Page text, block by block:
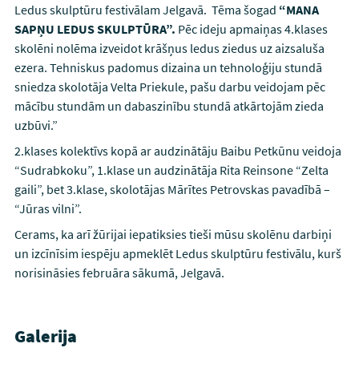
Ledus skulptūru festivālam Jelgavā. Tēma šogad “MANA
SAPŅU LEDUS SKULPTŪRA”. Pēc ideju apmaiņas 4.klases
skolēni nolēma izveidot krāšņus ledus ziedus uz aizsaluša
ezera. Tehniskus padomus dizaina un tehnoloģiju stundā
sniedza skolotāja Velta Priekule, pašu darbu veidojam pēc
mācību stundām un dabaszinību stundā atkārtojām zieda
uzbūvi.”
2.klases kolektīvs kopā ar audzinātāju Baibu Petkūnu veidoja
“Sudrabkoku”, 1.klase un audzinātāja Rita Reinsone “Zelta
gaili”, bet 3.klase, skolotājas Mārītes Petrovskas pavadībā –
“Jūras vilni”.
Cerams, ka arī žūrijai iepatiksies tieši mūsu skolēnu darbiņi
un izcīnīsim iespēju apmeklēt Ledus skulptūru festivālu, kurš
norisināsies februāra sākumā, Jelgavā.
Galerija